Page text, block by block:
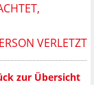
VERLETZT
zur Übersicht